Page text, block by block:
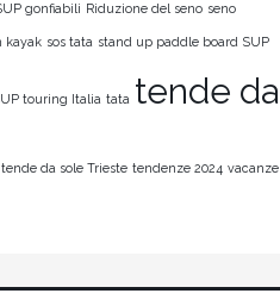
gonfiabili Riduzione del seno seno
kayak sos tata stand up paddle board SUP
touring Italia tata tende da
tende da sole Trieste tendenze 2024 vacanze